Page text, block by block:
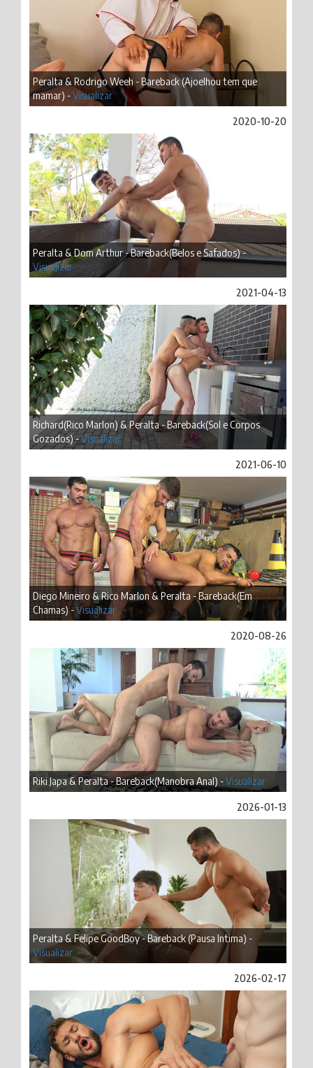
Peralta & Rodrigo Weeh - Bareback (Ajoelhou tem que
mamar) -Visualizar
2020-10-20
Peralta & Dom Arthur - Bareback(Belos e Safados) -
Visualizar
2021-04-13
Richard(Rico Marlon) & Peralta - Bareback(Sol e Corpos
Gozados) -Visualizar
2021-06-10
Diego Mineiro & Rico Marlon & Peralta - Bareback(Em
Chamas) -Visualizar
2020-08-26
Riki Japa & Peralta - Bareback(Manobra Anal) -Visualizar
2026-01-13
Peralta & Felipe GoodBoy - Bareback (Pausa Intima) -
Visualizar
2026-02-17